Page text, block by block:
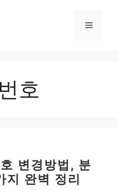
메
호
변경방법, 분
지 완벽 정리